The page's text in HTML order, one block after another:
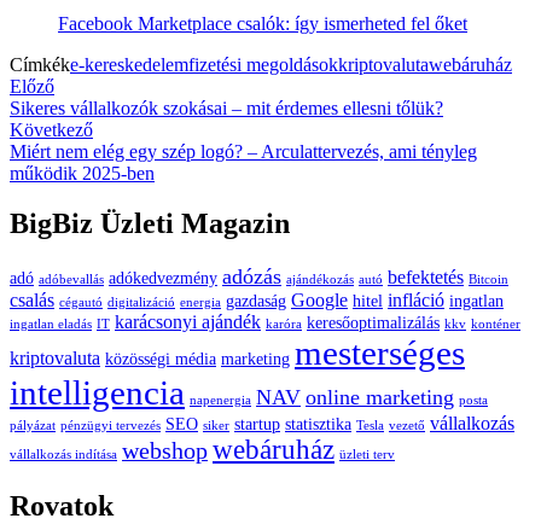
Facebook Marketplace csalók: így ismerheted fel őket
Címkéke-kereskedelemfizetési megoldásokkriptovalutawebáruház
Bejegyzés
navigáció
ElőzőPrevious
article:
Sikeres vállalkozók szokásai – mit érdemes ellesni tőlük?
KövetkezőNext
article:
Miért nem elég egy szép logó? – Arculattervezés, ami tényleg
működik 2025-ben
BigBiz Üzleti Magazin
adó adóbevallás adókedvezmény adózás ajándékozás autó befektetés Bitcoin
csalás cégautó digitalizáció energia gazdaság Google hitel infláció ingatlan
ingatlan eladás IT karácsonyi ajándék karóra keresőoptimalizálás kkv konténer
kriptovaluta közösségi média marketing mesterséges
intelligencia napenergia NAV online marketing posta
pályázat pénzügyi tervezés SEO siker startup statisztika Tesla vezető vállalkozás
vállalkozás indítása webshopwebáruház üzleti terv
Rovatok